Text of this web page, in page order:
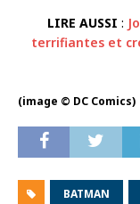
LIRE AUSSI :
terrifiantes et
(image © DC Comics)
BATMAN